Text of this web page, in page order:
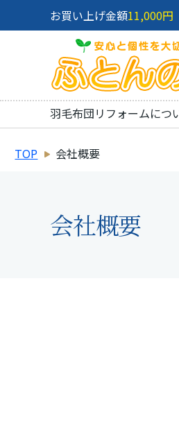
お買い上げ金額11,000円
羽毛布団リフォームにつ
TOP 会社概要
会社概要